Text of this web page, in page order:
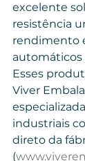
excelente
resistência
rendimento
automáticos
Esses
Viver
industriais
direto da
(